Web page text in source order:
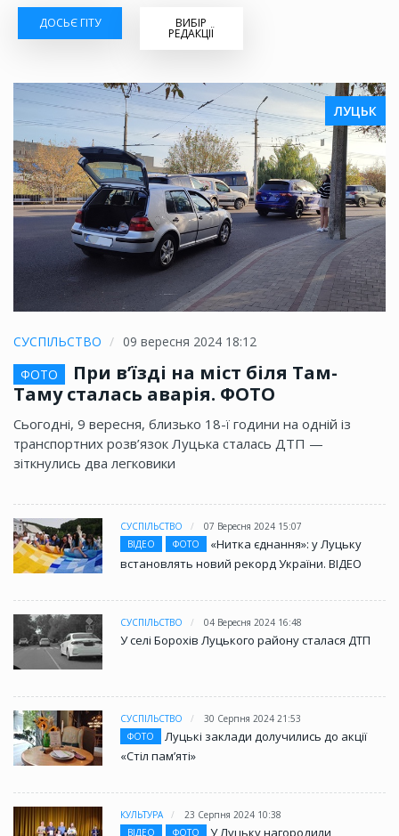
ДОСЬЄ ГІТУ ВИБІР
РЕДАКЦІЇ
ЛУЦЬК
СУСПІЛЬСТВО
09 вересня 2024 18:12
ФОТО
При в’їзді на міст біля Там-
Таму сталась аварія. ФОТО
Сьогодні, 9 вересня, близько 18-ї години на одній із
транспортних розв’язок Луцька сталась ДТП —
зіткнулись два легковики
СУСПІЛЬСТВО
07 Вересня 2024 15:07
ВІДЕО
ФОТО
«Нитка єднання»: у Луцьку
встановлять новий рекорд України. ВІДЕО
СУСПІЛЬСТВО 04 Вересня 2024 16:48
У селі Борохів Луцького району сталася ДТП
СУСПІЛЬСТВО
30 Серпня 2024 21:53
ФОТО
Луцькі заклади долучились до акції
«Стіл памʼяті»
КУЛЬТУРА
23 Серпня 2024 10:38
ВІДЕО
ФОТО У Луцьку нагородили